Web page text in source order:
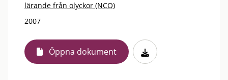
lärande från olyckor (NCO)
2007
Öppna dokument